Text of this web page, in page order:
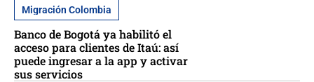
Migración Colombia
Banco de Bogotá ya habilitó el
acceso para clientes de Itaú: así
puede ingresar a la app y activar
sus servicios